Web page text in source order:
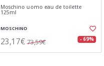
Moschino uomo eau de toilette
125ml
MOSCHINO
23,17€ 73,59€ - 69%